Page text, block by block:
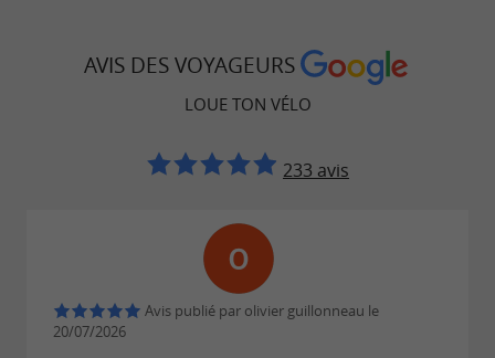
Une gamme de vélos pour toutes les
envies et toute la famille
Louetonvelo propose une flotte variée de vélos
attention particulière portée à la qualité
française (vélos de la marque Arcade Cycles).
Vélos de toutes tailles, remorques, sièges bébés
AVIS DES VOYAGEURS
LOUE TON VÉLO
233 avis
Avis publié par olivier guillonneau le
20/07/2026